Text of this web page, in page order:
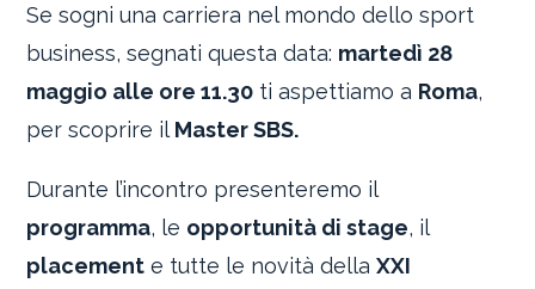
Se sogni una carriera nel mondo dello sport
business, segnati questa data: martedì 28
maggio alle ore 11.30 ti aspettiamo a Roma,
per scoprire il Master SBS.
Durante l’incontro presenteremo il
programma, le opportunità di stage, il
placement e tutte le novità dellaXXI